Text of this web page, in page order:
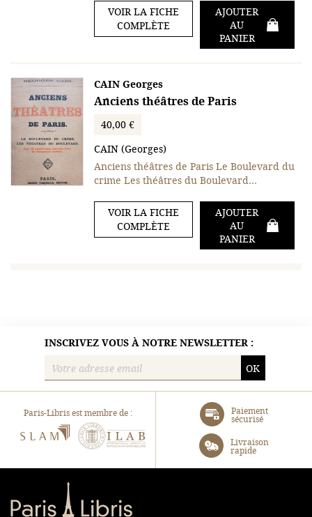
VOIR LA FICHE
COMPLÈTE
AJOUTER
AU
PANIER
CAIN Georges
Anciens théâtres de Paris
40,00 €
CAIN (Georges)
Anciens théâtres de Paris Le Boulevard du
crime Les théâtres du Boulevard…
VOIR LA FICHE
COMPLÈTE
AJOUTER
AU
PANIER
INSCRIVEZ VOUS À NOTRE NEWSLETTER :
OK
Paris-Libris est membre de :
SLAM
Paiement
sécurisé
Livraison
rapide